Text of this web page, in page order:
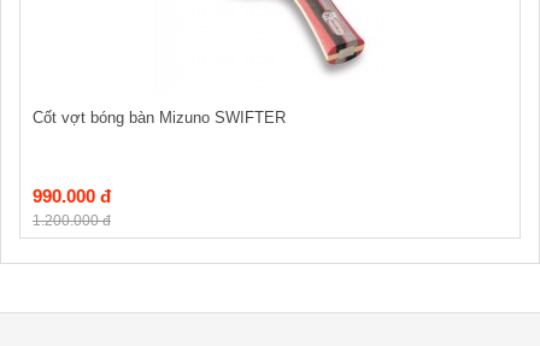
Cốt vợt bóng bàn Mizuno SWIFTER
990.000 đ
1.200.000 đ